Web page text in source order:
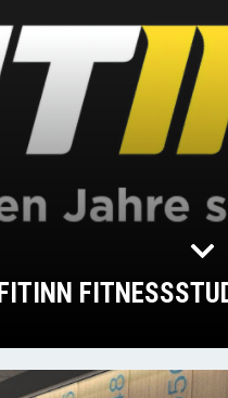
FITINN